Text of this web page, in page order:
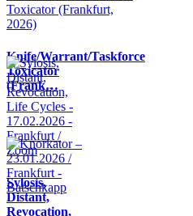
Knife/Warrant/Taskforce
Toxicator
(Frank…
Sylosis,
Distant,
Revocation,